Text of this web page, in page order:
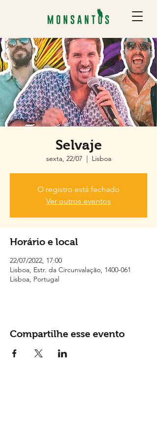
Selvaje
sexta, 22/07
  |
Lisboa
O registro está fechado
Ver outros eventos
Horário e local
22/07/2022, 17:00
Lisboa, Estr. da Circunvalação, 1400-061
Lisboa, Portugal
Compartilhe esse evento